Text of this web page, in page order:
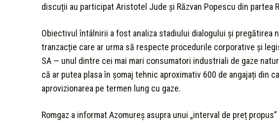
discuții au participat Aristotel Jude și Răzvan Popescu din partea
Obiectivul întâlnirii a fost analiza stadiului dialogului și pregătirea
tranzacție care ar urma să respecte procedurile corporative și
SA — unul dintre cei mai mari consumatori industriali de gaze
că ar putea plasa în șomaj tehnic aproximativ 600 de angajați din
aprovizionarea pe termen lung cu gaze.
Romgaz a informat Azomureș asupra unui „interval de preț